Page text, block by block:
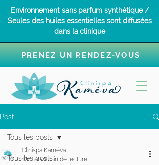
PRENEZ UN RENDEZ-VOUS
Environnement sans parfum synthétique /
Seules des huiles essentielles sont diffusées
dans la clinique
Post
Tous les posts
Tous les posts
Clinispa Kaméva
10 mars2 min de lecture